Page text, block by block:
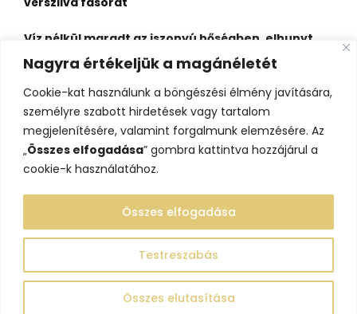
Nagyra értékeljük a magánéletét
Cookie-kat használunk a böngészési élmény javítására,
személyre szabott hirdetések vagy tartalom
megjelenítésére, valamint forgalmunk elemzésére. Az
„Összes elfogadása” gombra kattintva hozzájárul a
cookie-k használatához.
Testreszabás
Összes elutasítása
Összes elfogadása
Víz nélkül maradt az iszonyú hőségben, elhunyt
egy kiránduló a legnépszerűbb horvát
hegységben
Felbecsülhetetlen értékű honfoglaláskori
leletegyüttes került elő Pest megyében – videóval
@2023 - www.lelepo.hu. Minden jog fenntartva.